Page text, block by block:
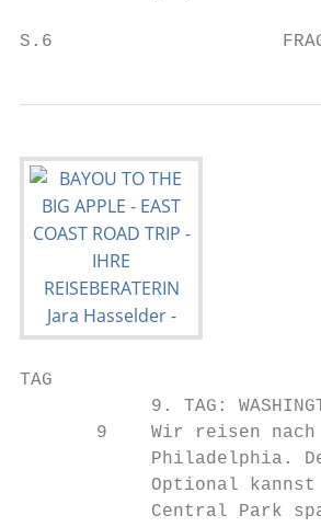
S.6                     FRAGEN
TAG
9. TAG:
9    Wir reisen
Philadelphia.
Optional
Central Park